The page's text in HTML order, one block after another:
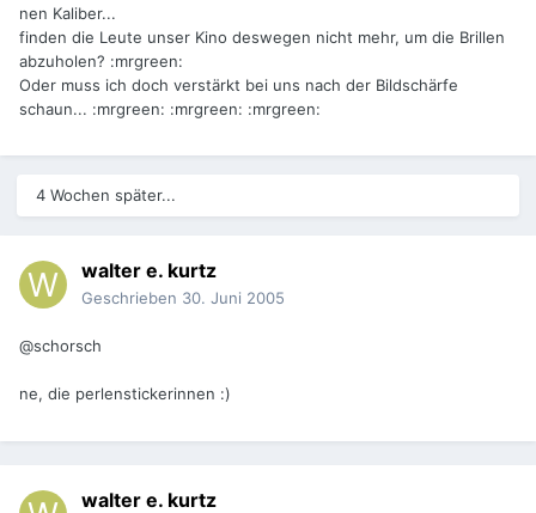
nen Kaliber...
finden die Leute unser Kino deswegen nicht mehr, um die Brillen
abzuholen? :mrgreen:
Oder muss ich doch verstärkt bei uns nach der Bildschärfe
schaun... :mrgreen: :mrgreen: :mrgreen:
4 Wochen später...
walter e. kurtz
Geschrieben 30. Juni 2005
@schorsch
ne, die perlenstickerinnen :)
walter e. kurtz